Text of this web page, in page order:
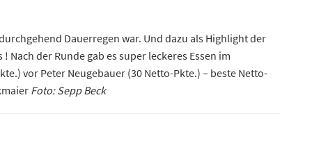
Dauerregen war. Und dazu als Highlight der
der Runde gab es super leckeres Essen im
vor Peter Neugebauer (30 Netto-Pkte.) – beste Netto-
Foto: Sepp Beck